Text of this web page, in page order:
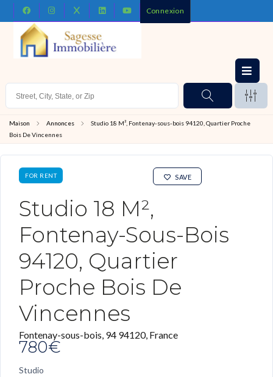
Connexion
Maison Annonces
Studio 18 M², Fontenay-sous-bois 94120, Quartier Proche
Bois De Vincennes
FOR RENT
Studio 18 M²,
Fontenay-Sous-Bois
94120, Quartier
Proche Bois De
Vincennes
Fontenay-sous-bois, 94 94120, France
SAVE
780€
Studio